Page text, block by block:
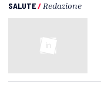
SALUTE/ Redazione